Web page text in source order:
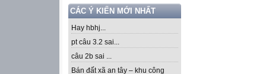
CÁC Ý KIẾN MỚI NHẤT
Hay hbhj...
pt câu 3.2 sai...
câu 2b sai ...
Bán đất xã an tây – khu công